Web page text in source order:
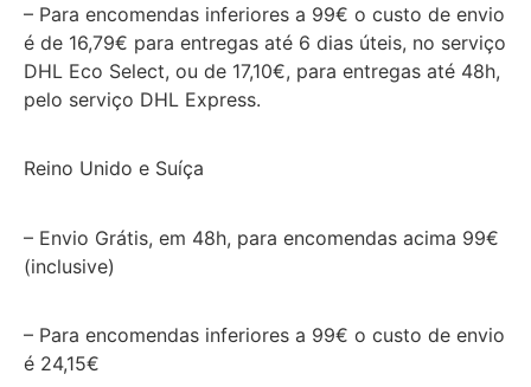
– Para encomendas inferiores a 99€ o custo de envio
é de 16,79€ para entregas até 6 dias úteis, no serviço
DHL Eco Select, ou de 17,10€, para entregas até 48h,
pelo serviço DHL Express.
Reino Unido e Suíça
– Envio Grátis, em 48h, para encomendas acima 99€
(inclusive)
– Para encomendas inferiores a 99€ o custo de envio
é 24,15€